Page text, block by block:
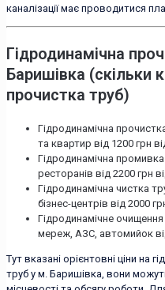
каналізації має проводитися
Гідродинамічна
Баришівка (скільки
прочистка труб)
Гідродинамічна прочистка
та квартир від 1200 грн
Гідродинамічна промивка
ресторанів від 2200 грн
Гідродинамічна чистка
бізнес-центрів від 2000
Гідродинамічне очищення
мереж, АЗС, автомийок
Тут вказані орієнтовні ціни на
труб у м. Баришівка, вони